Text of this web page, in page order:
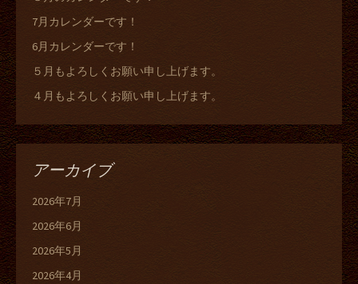
7月カレンダーです！
6月カレンダーです！
５月もよろしくお願い申し上げます。
４月もよろしくお願い申し上げます。
アーカイブ
2026年7月
2026年6月
2026年5月
2026年4月